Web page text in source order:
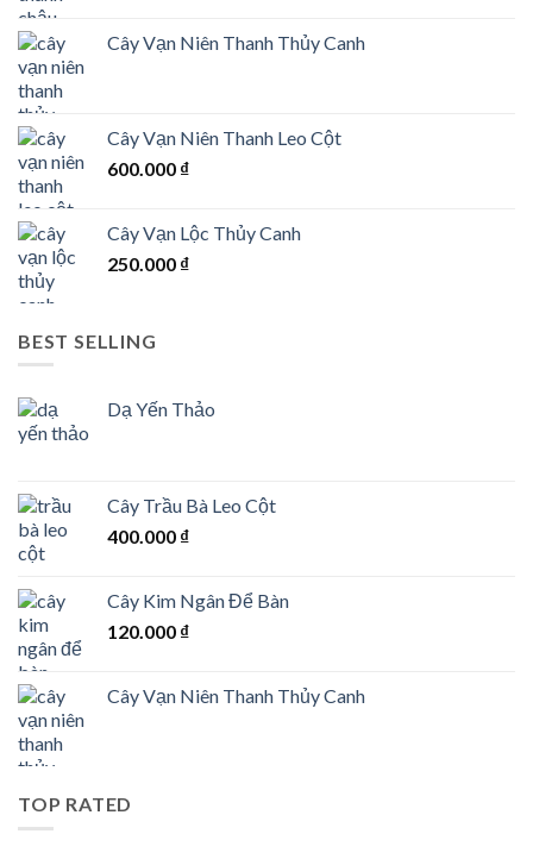
Cây Vạn Niên Thanh Thủy Canh
Cây Vạn Niên Thanh Leo Cột
600.000 ₫
Cây Vạn Lộc Thủy Canh
250.000 ₫
BEST SELLING
Dạ Yến Thảo
Cây Trầu Bà Leo Cột
400.000 ₫
Cây Kim Ngân Để Bàn
120.000 ₫
Cây Vạn Niên Thanh Thủy Canh
TOP RATED